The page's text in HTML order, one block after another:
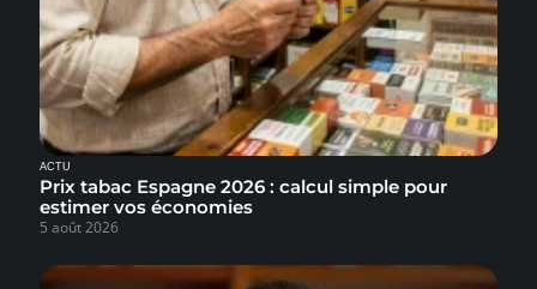
ACTU
Prix tabac Espagne 2026 : calcul simple pour
estimer vos économies
5 août 2026